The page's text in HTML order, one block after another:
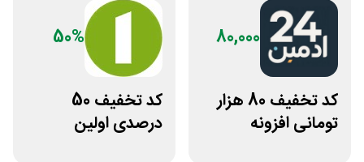
80,000
کد تخفیف 80 هزار
تومانی افزونه
50%
کد تخفیف 50
درصدی اولین